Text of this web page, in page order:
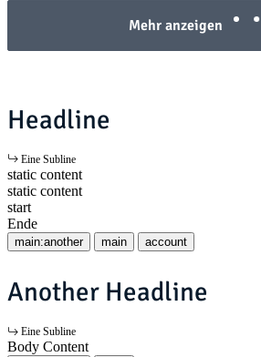
Mehr anzeigen
Headline
Eine Subline
static content
static content
start
Ende
main:another main account
Another Headline
Eine Subline
Body Content